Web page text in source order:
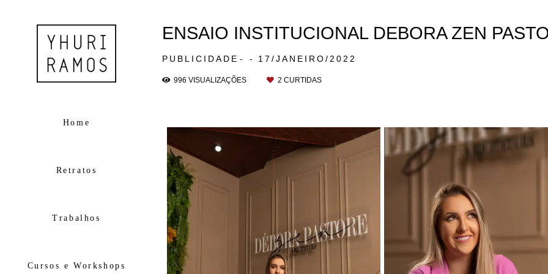
Home
Retratos
Trabalhos
Cursos e Workshops
PUBLICIDADE 17/JANEIRO/2022
ENSAIO INSTITUCIONAL DEBORA ZEN
996 VISUALIZAÇÕES 2 CURTIDAS